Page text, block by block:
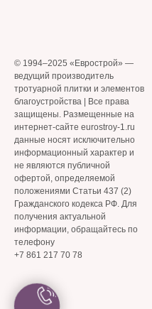
© 1994–2025 «Еврострой» —
ведущий производитель
тротуарной плитки и элементов
благоустройства | Все права
защищены. Размещенные на
интернет-сайте eurostroy-1.ru
данные носят исключительно
информационный характер и
не являются публичной
офертой, определяемой
положениями Статьи 437 (2)
Гражданского кодекса РФ. Для
получения актуальной
информации, обращайтесь по
телефону
+7 861 217 70 78